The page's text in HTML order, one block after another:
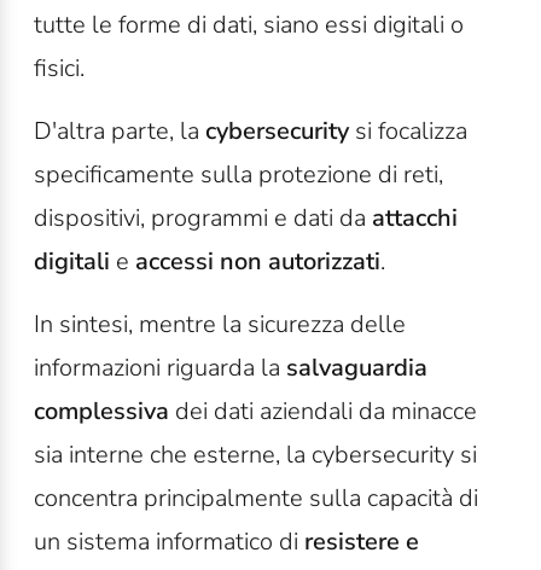
tutte le forme di dati, siano essi digitali o
fisici.
D'altra parte, la cybersecuritysi focalizza
specificamente sulla protezione di reti,
dispositivi, programmi e dati da attacchi
digitali e accessi non autorizzati.
In sintesi, mentre la sicurezza delle
informazioni riguarda la salvaguardia
complessiva dei dati aziendali da minacce
sia interne che esterne, la cybersecurity si
concentra principalmente sulla capacità di
un sistema informatico di resistere e